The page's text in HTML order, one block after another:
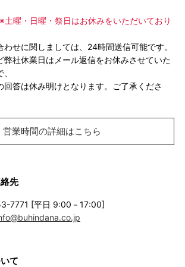
曜・日曜・祭日はお休みをいただいており
わせに関しましては、24時間送信可能です。
弊社休業日はメール返信をお休みさせていた
回答は休み明けとなります。ご了承くださ
営業時間の詳細はこちら
先
7771 [平日 9:00－17:00]
て